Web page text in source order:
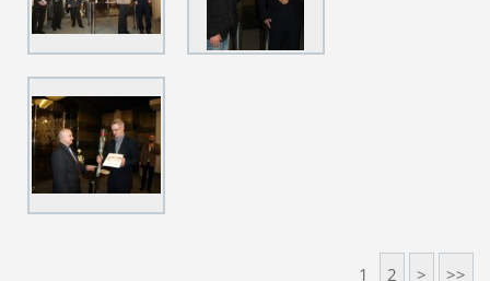
1 2 > >>